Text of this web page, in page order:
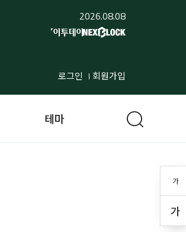
2026.08.08
로그인 회원가입
가
가
테마